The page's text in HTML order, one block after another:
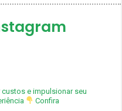
e impulsionar seu
Confira